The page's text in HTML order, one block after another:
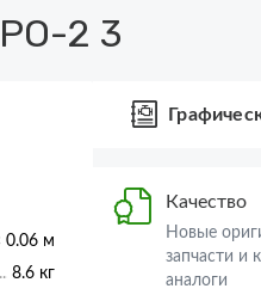
2 3
0.06 м
8.6 кг
Качество
Новые
запчасти и
аналоги